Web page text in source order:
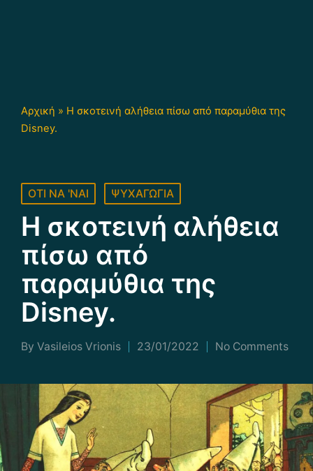
Αρχική » Η σκοτεινή αλήθεια πίσω από παραμύθια της
Disney.
Posted
ΟΤΙ ΝΑ 'ΝΑΙ ΨΥΧΑΓΩΓΙΑ
Η σκοτεινή αλήθεια
πίσω από
παραμύθια της
Disney.
Posted
By Vasileios Vrionis 23/01/2022 No Comments